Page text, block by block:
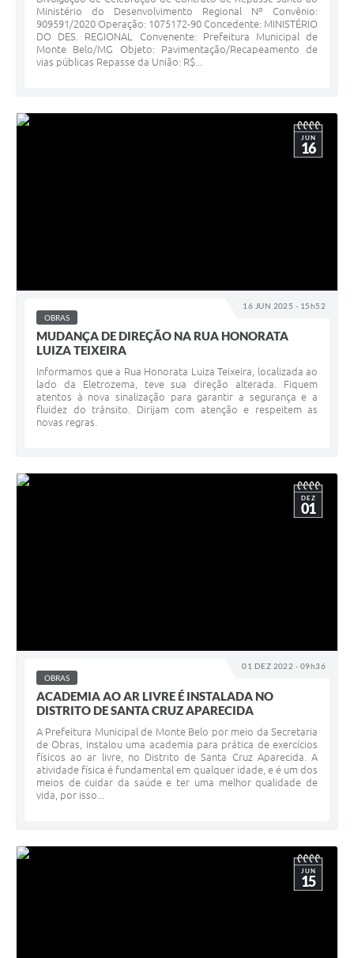
Ministério do Desenvolvimento Regional Nº Convênio:
909591/2020 Operação: 1075172-90 Concedente: MINISTÉRIO
DO DES. REGIONAL Convenente: Prefeitura Municipal de
Monte Belo/MG Objeto: Pavimentação/Recapeamento de
vias públicas Repasse da União: R$...
16 JUN 2025 - 15h52
JUN
16
OBRAS
MUDANÇA DE DIREÇÃO NA RUA HONORATA
LUIZA TEIXEIRA
Informamos que a Rua Honorata Luiza Teixeira, localizada ao
lado da Eletrozema, teve sua direção alterada. Fiquem
atentos à nova sinalização para garantir a segurança e a
fluidez do trânsito. Dirijam com atenção e respeitem as
novas regras.
01 DEZ 2022 - 09h36
DEZ
01
OBRAS
ACADEMIA AO AR LIVRE É INSTALADA NO
DISTRITO DE SANTA CRUZ APARECIDA
A Prefeitura Municipal de Monte Belo por meio da Secretaria
de Obras, instalou uma academia para prática de exercícios
físicos ao ar livre, no Distrito de Santa Cruz Aparecida. A
atividade física é fundamental em qualquer idade, e é um dos
meios de cuidar da saúde e ter uma melhor qualidade de
vida, por isso...
JUN
15